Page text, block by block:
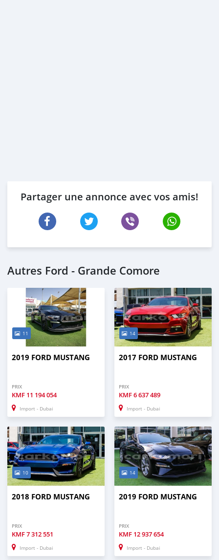
Partager une annonce avec vos amis!
Autres Ford - Grande Comore
11
2019 FORD MUSTANG
PRIX
KMF 11 194 054
Import - Dubai
14
2017 FORD MUSTANG
PRIX
KMF6 637 489
Import - Dubai
10
2018 FORD MUSTANG
PRIX
KMF7 312 551
Import - Dubai
14
2019 FORD MUSTANG
PRIX
KMF 12 937 654
Import - Dubai